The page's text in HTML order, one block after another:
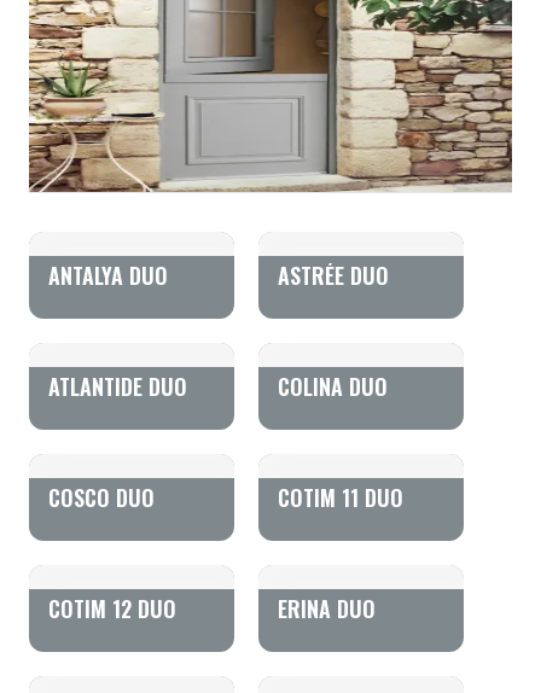
ANTALYA DUO ASTRÉE DUO
ATLANTIDE DUO COLINA DUO
COSCO DUO COTIM 11 DUO
COTIM 12 DUO ERINA DUO